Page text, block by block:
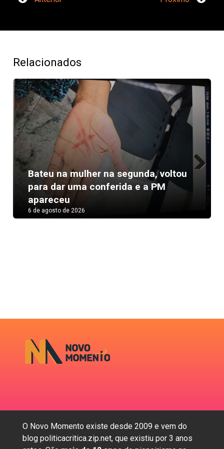
Relacionados
Bateu na mulher na segunda, voltou
para dar uma conferida e a PM
apareceu
6 de agosto de 2026
O Novo Momento existe desde 2009 e vem do
blog politicacritica.zip.net, que existiu por 3 anos